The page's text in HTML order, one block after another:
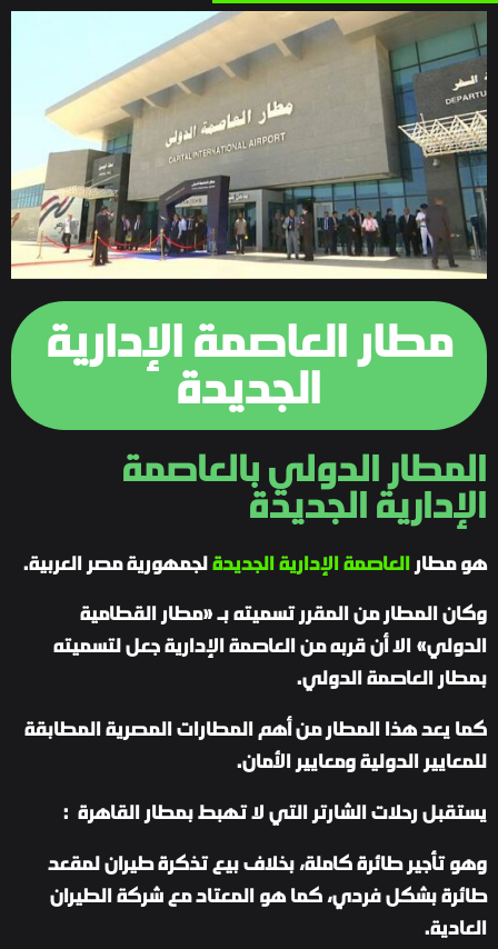
مطار العاصمة الإدارية
الجديدة
المطار الدولي بالعاصمة
الإدارية الجديدة
هو مطار العاصمة الإدارية الجديدة لجمهورية مصر العربية.
وكان المطار من المقرر تسميته بـ «مطار القطامية
الدولي» الا أن قربه من العاصمة الإدارية جعل لتسميته
بمطار العاصمة الدولي.
كما يعد هذا المطار من أهم المطارات المصرية المطابقة
للمعايير الدولية ومعايير الأمان.
يستقبل رحلات الشارتر التي لا تهبط بمطار القاهرة :
وهو تأجير طائرة كاملة، بخلاف بيع تذكرة طيران لمقعد
طائرة بشكل فردي، كما هو المعتاد مع شركة الطيران
العادية.